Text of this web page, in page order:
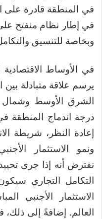
في المنطقة قادرة على
في إطار نظام منفتح على
وبخاصة للتنسيق
في الأوساط الاقتصادية
يرسم علاقة متبادلة
الشرق الأوسط وشمال
درجة اندماج المنطقة
إعادة النظر، شريطة
ونمو الاستثمار
نفترض أنه إذا جرى
التكامل التجاري
الاستثمار الأجنبي
العالم. إضافةً إلى